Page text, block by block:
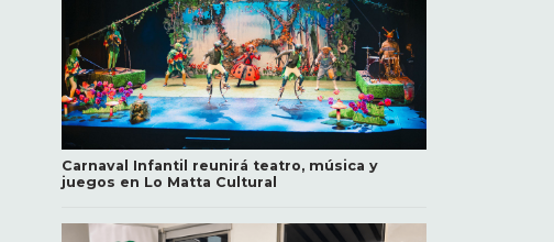
Carnaval Infantil reunirá teatro, música y
juegos en Lo Matta Cultural